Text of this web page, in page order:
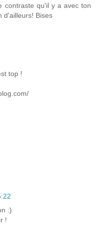
contraste qu'il y a avec ton
d'ailleurs! Bises
top !
:)
!